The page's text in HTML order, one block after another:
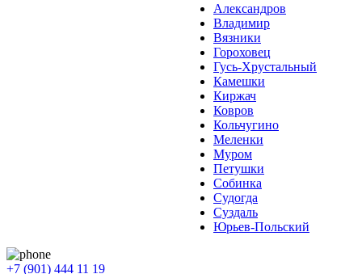
Александров
Владимир
Вязники
Гороховец
Гусь-Хрустальный
Камешки
Киржач
Ковров
Кольчугино
Меленки
Муром
Петушки
Собинка
Судогда
Суздаль
Юрьев-Польский
+7 (901) 444 11 19